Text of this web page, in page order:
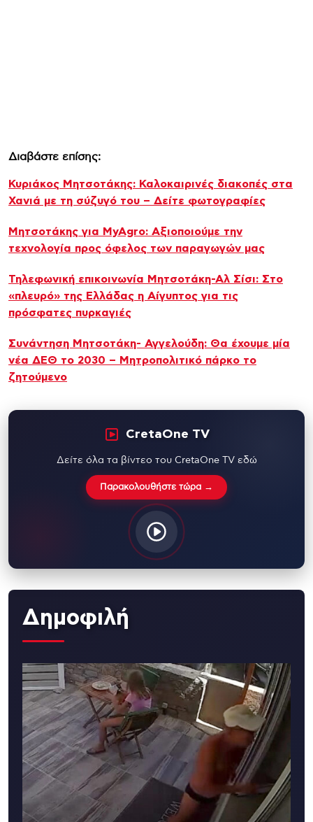
Διαβάστε επίσης:
Κυριάκος Μητσοτάκης: Καλοκαιρινές διακοπές στα
Χανιά με τη σύζυγό του – Δείτε φωτογραφίες
Μητσοτάκης για MyAgro: Αξιοποιούμε την
τεχνολογία προς όφελος των παραγωγών μας
Τηλεφωνική επικοινωνία Μητσοτάκη-Αλ Σίσι: Στο
«πλευρό» της Ελλάδας η Αίγυπτος για τις
πρόσφατες πυρκαγιές
Συνάντηση Μητσοτάκη- Αγγελούδη: Θα έχουμε μία
νέα ΔΕΘ το 2030 – Μητροπολιτικό πάρκο το
ζητούμενο
CretaOne TV
Δείτε όλα τα βίντεο του CretaOne TV εδώ
Παρακολουθήστε τώρα →
Δημοφιλή